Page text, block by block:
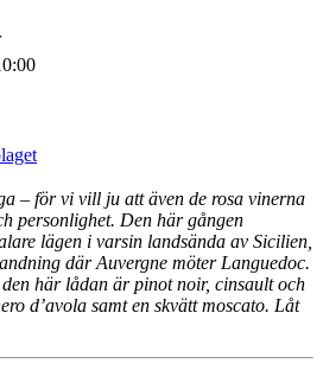
– för vi vill ju att även de rosa vinerna
personlighet. Den här gången
lägen i varsin landsända av Sicilien,
där Auvergne möter Languedoc.
här lådan är pinot noir, cinsault och
d’avola samt en skvätt moscato. Låt